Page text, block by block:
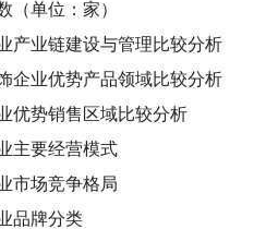
（单位：家）
产业链建设与管理比较分析
企业优势产品领域比较分析
优势销售区域比较分析
主要经营模式
市场竞争格局
品牌分类